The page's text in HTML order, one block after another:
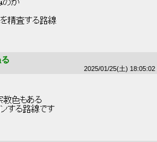
のか
精査する路線
2025/01/25(土) 18:05:02
教色もある
する路線です